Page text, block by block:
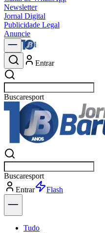
Newsletter
Jornal Digital
Publicidade Legal
Anuncie
Entrar
Buscar
Buscar
Entrar
Explorar
Tudo